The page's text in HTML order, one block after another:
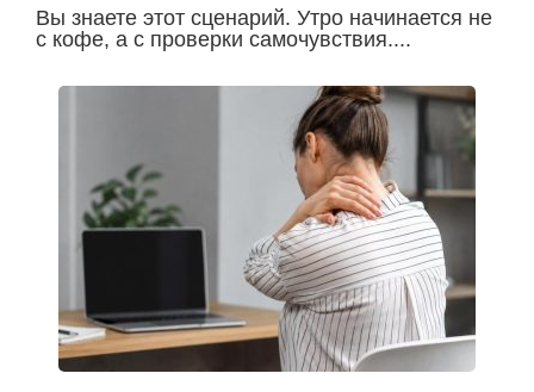
Вы знаете этот сценарий. Утро начинается не
с кофе, а с проверки самочувствия....